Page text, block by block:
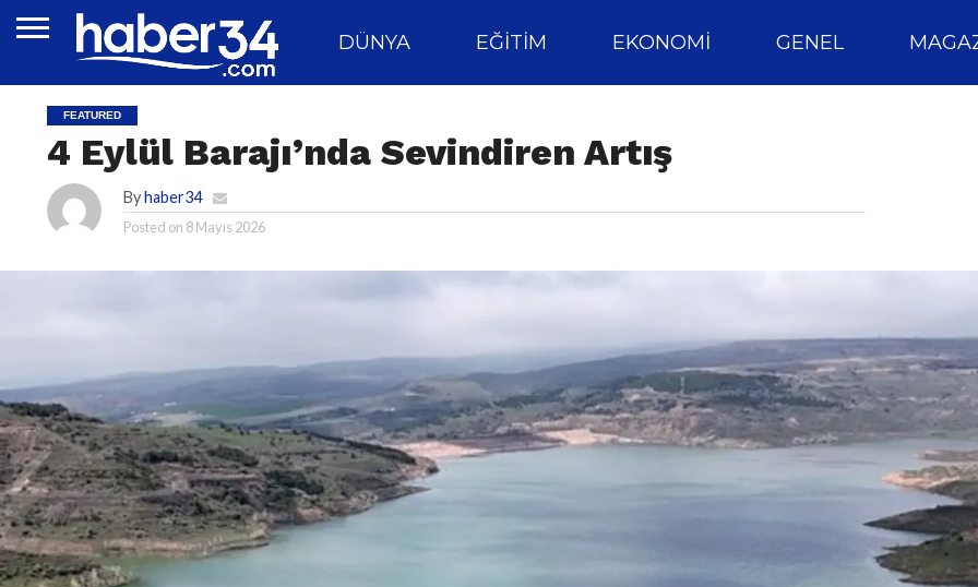
DÜNYA EĞITIM EKONOMI GENEL
FEATURED
4 Eylül Barajı’nda Sevindiren Artış
Byhaber34
Posted on 8 Mayıs 2026